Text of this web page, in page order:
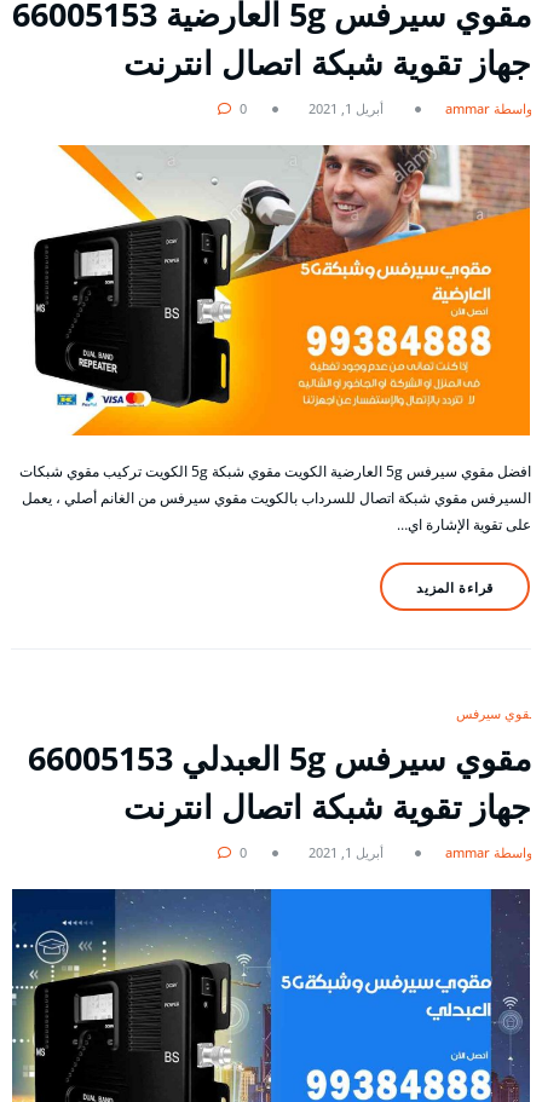
مقوي سيرفس 5g العارضية 66005153
جهاز تقوية شبكة اتصال انترنت
بواسطة ammar أبريل 1, 2021 0
افضل مقوي سيرفس 5g العارضية الكويت مقوي شبكة 5g الكويت تركيب مقوي شبكات
السيرفس مقوي شبكة اتصال للسرداب بالكويت مقوي سيرفس من الغانم أصلي ، يعمل
على تقوية الإشارة اي…
قراءة المزيد
مقوي سيرفس
مقوي سيرفس 5g العبدلي 66005153
جهاز تقوية شبكة اتصال انترنت
بواسطة ammar أبريل 1, 2021 0